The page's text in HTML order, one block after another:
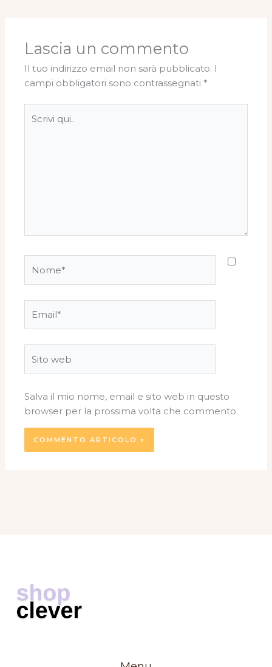
Lascia un commento
Il tuo indirizzo email non sarà pubblicato. I
campi obbligatori sono contrassegnati *
qui..
web
Salva il mio nome, email e sito web in questo
browser per la prossima volta che commento.